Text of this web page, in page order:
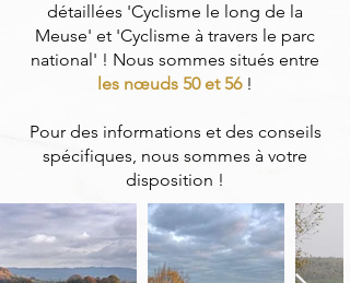
détaillées 'Cyclisme le long de la
Meuse' et 'Cyclisme à travers le parc
national' ! Nous sommes situés entre
les nœuds 50 et 56!
Pour des informations et des conseils
spécifiques, nous sommes à votre
disposition !